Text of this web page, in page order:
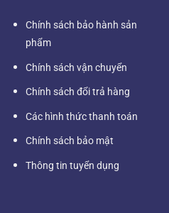
Chính sách bảo hành sản
phẩm
Chính sách vận chuyển
Chính sách đổi trả hàng
Các hình thức thanh toán
Chính sách bảo mật
Thông tin tuyển dụng